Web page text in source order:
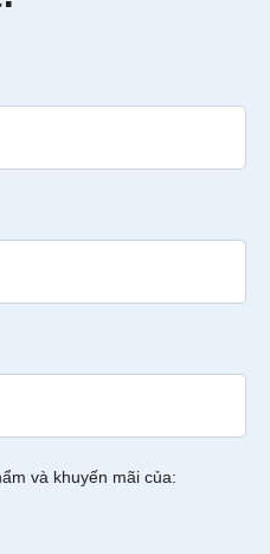
và khuyến mãi của: